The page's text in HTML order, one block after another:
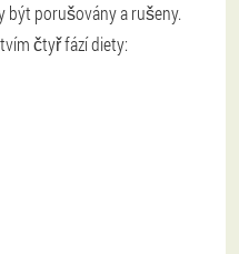
být porušovány a rušeny.
čtyř fází diety: